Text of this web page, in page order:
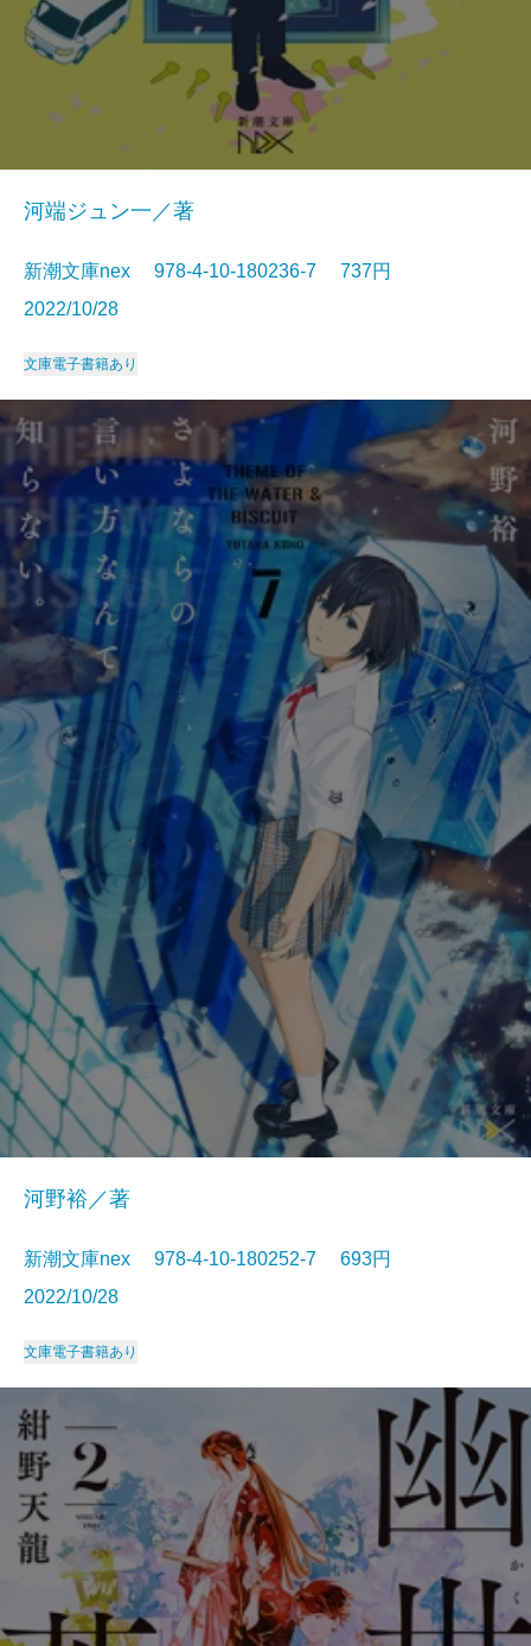
河端ジュン一／著
新潮文庫nex 978-4-10-180236-7 737円
2022/10/28
文庫電子書籍あり
河野裕／著
新潮文庫nex 978-4-10-180252-7 693円
2022/10/28
文庫電子書籍あり